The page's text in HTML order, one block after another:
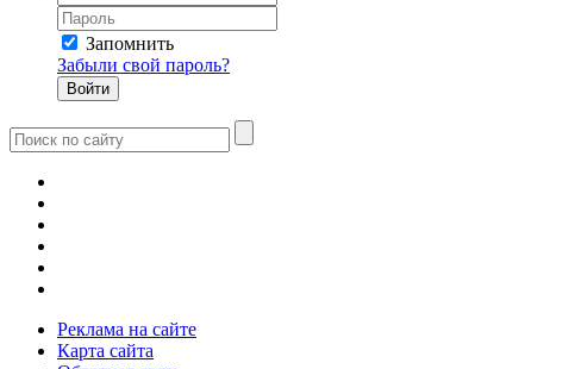
Запомнить
Забыли свой пароль?
Реклама на сайте
Карта сайта